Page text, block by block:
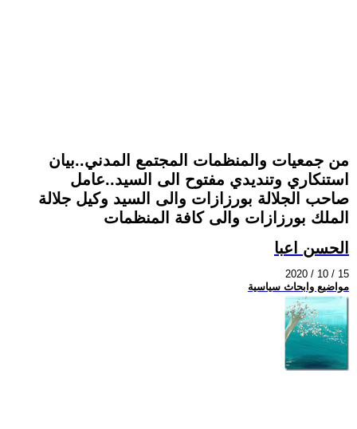
من جمعيات والمنظمات المجتمع المدني..بيان
استنكاري وتنديدي مفتوح الى السيد..عامل
صاحب الجلالة بورزازات والى السيد وكيل جلالة
الملك بورزازات والى كافة المنظمات
الحسن اعبا
2020 / 10 / 15
مواضيع وابحاث سياسية